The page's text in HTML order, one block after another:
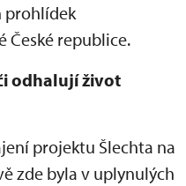
prohlídek
České republice.
odhalují život
projektu Šlechta na
zde byla v uplynulých